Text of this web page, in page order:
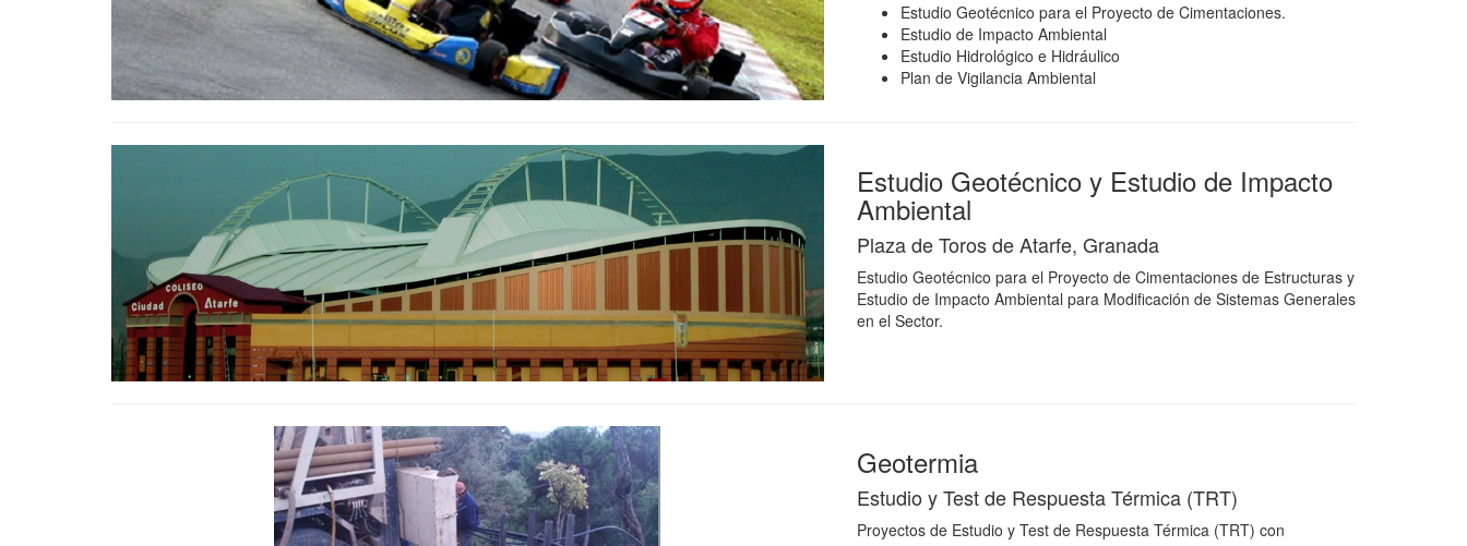
Estudio Geotécnico para el Proyecto de Cimentaciones.
Estudio de Impacto Ambiental
Estudio Hidrológico e Hidráulico
Plan de Vigilancia Ambiental
Estudio Geotécnico y Estudio de Impacto
Ambiental
Plaza de Toros de Atarfe, Granada
Estudio Geotécnico para el Proyecto de Cimentaciones de Estructuras y
Estudio de Impacto Ambiental para Modificación de Sistemas Generales
en el Sector.
Geotermia
Estudio y Test de Respuesta Térmica (TRT)
Proyectos de Estudio y Test de Respuesta Térmica (TRT) con